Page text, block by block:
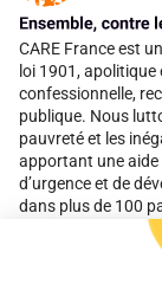
CARE France est
loi 1901, apolitique
confessionnelle,
publique. Nous
pauvreté et les
apportant une
d’urgence et de
dans plus de 100
qu’elles sont les
victimes des
les femmes et les